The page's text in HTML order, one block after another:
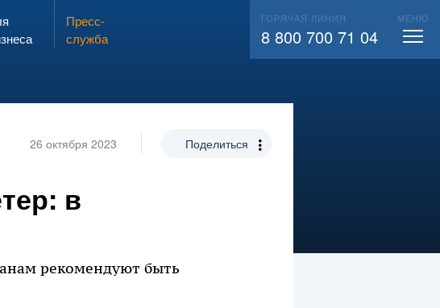
Запах газа?
ЗВОНИ 104 ВЫЗВАТЬ СЛЕСАРЯ
Пресс-
служба
ГОРЯЧАЯ ЛИНИЯ
8 800 700 71 04
МЕНЮ
26 октября 2023 Поделиться
в
рекомендуют быть